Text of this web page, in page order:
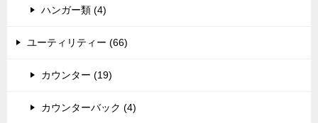
ハンガー類 (4)
ユーティリティー (66)
カウンター (19)
カウンターバック (4)